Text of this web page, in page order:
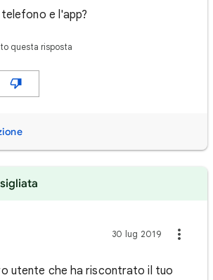
e l'app?
questa risposta
30 lug 2019
utente che ha riscontrato il tuo